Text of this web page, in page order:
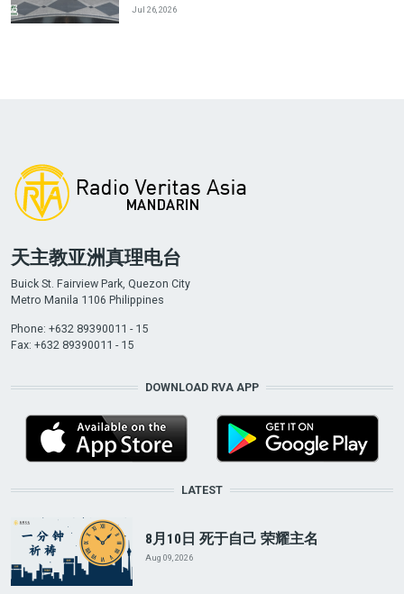
Jul 26, 2026
天主教亚洲真理电台
Buick St. Fairview Park, Quezon City
Metro Manila 1106 Philippines
Phone: +632 89390011 - 15
Fax: +632 89390011 - 15
DOWNLOAD RVA APP
LATEST
8月10日 死于自己 荣耀主名
Aug 09, 2026